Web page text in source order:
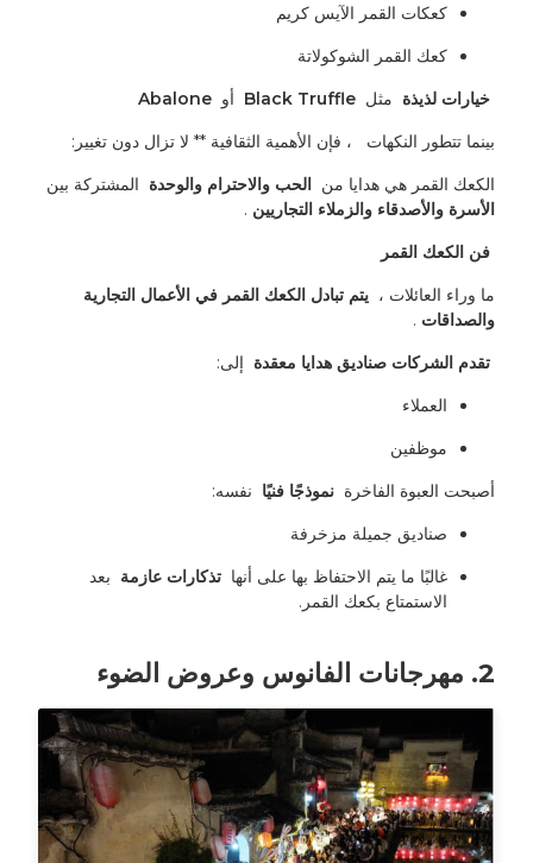
كعكات القمر الآيس كريم
كعك القمر الشوكولاتة
خيارات لذيذة
مثل Black Truffle أو Abalone
بينما تتطور النكهات
، فإن الأهمية الثقافية ** لا تزال دون تغيير:
الكعك القمر هي هدايا من الحب والاحترام والوحدة المشتركة بين
الأسرة والأصدقاء والزملاء التجاريين .
فن الكعك القمر
ما وراء العائلات ،
والصداقات .
تقدم الشركات صناديق هدايا معقدة
إلى:
العملاء
موظفين
أصبحت العبوة الفاخرة نموذجًا فنيًا نفسه:
صناديق جميلة مزخرفة
غالبًا ما يتم الاحتفاظ بها على أنها تذكارات عازمة
الاستمتاع بكعك القمر.
2. مهرجانات الفانوس وعروض الضوء